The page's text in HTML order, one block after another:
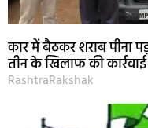
कार में बैठकर शराब पीना
तीन के खिलाफ की कार्रवाई
RashtraRakshak